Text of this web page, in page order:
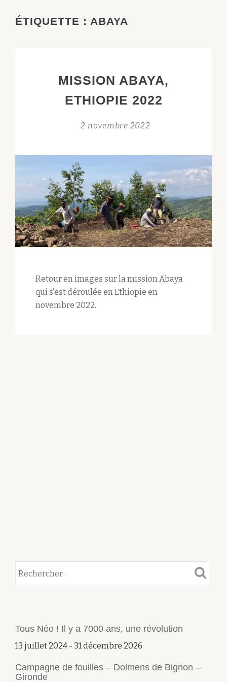
ÉTIQUETTE : ABAYA
MISSION ABAYA,
ETHIOPIE 2022
2 novembre 2022
Retour en images sur la mission Abaya
qui s’est déroulée en Ethiopie en
novembre 2022.
Tous Néo ! Il y a 7000 ans, une révolution
13 juillet 2024 - 31 décembre 2026
Campagne de fouilles – Dolmens de Bignon –
Gironde